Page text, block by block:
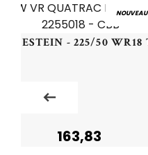
NOUVEAU
163,83